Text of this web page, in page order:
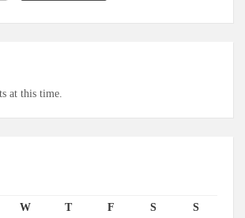
at this time.
W T F S S